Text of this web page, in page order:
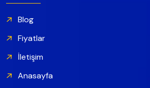
Blog
Fiyatlar
İletişim
Anasayfa